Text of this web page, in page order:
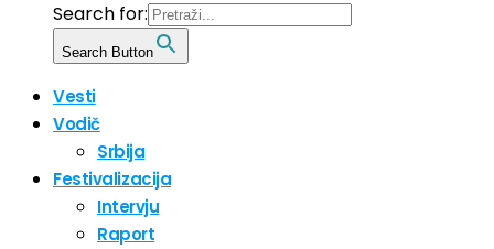
Search for:
Search Button
Vesti
Vodič
Srbija
Festivalizacija
Intervju
Raport